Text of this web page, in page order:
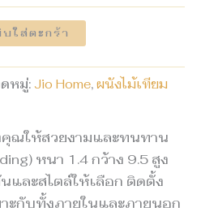
ใส่ตะกร้า
หมู่: Jio Home, ผนังไม้เทียม
ณให้สวยงามและทนทาน
หนา 1.4 กว้าง 9.5 สูง
และสไตล์ให้เลือก ติดตั้ง
ะกับทั้งภายในและภายนอก